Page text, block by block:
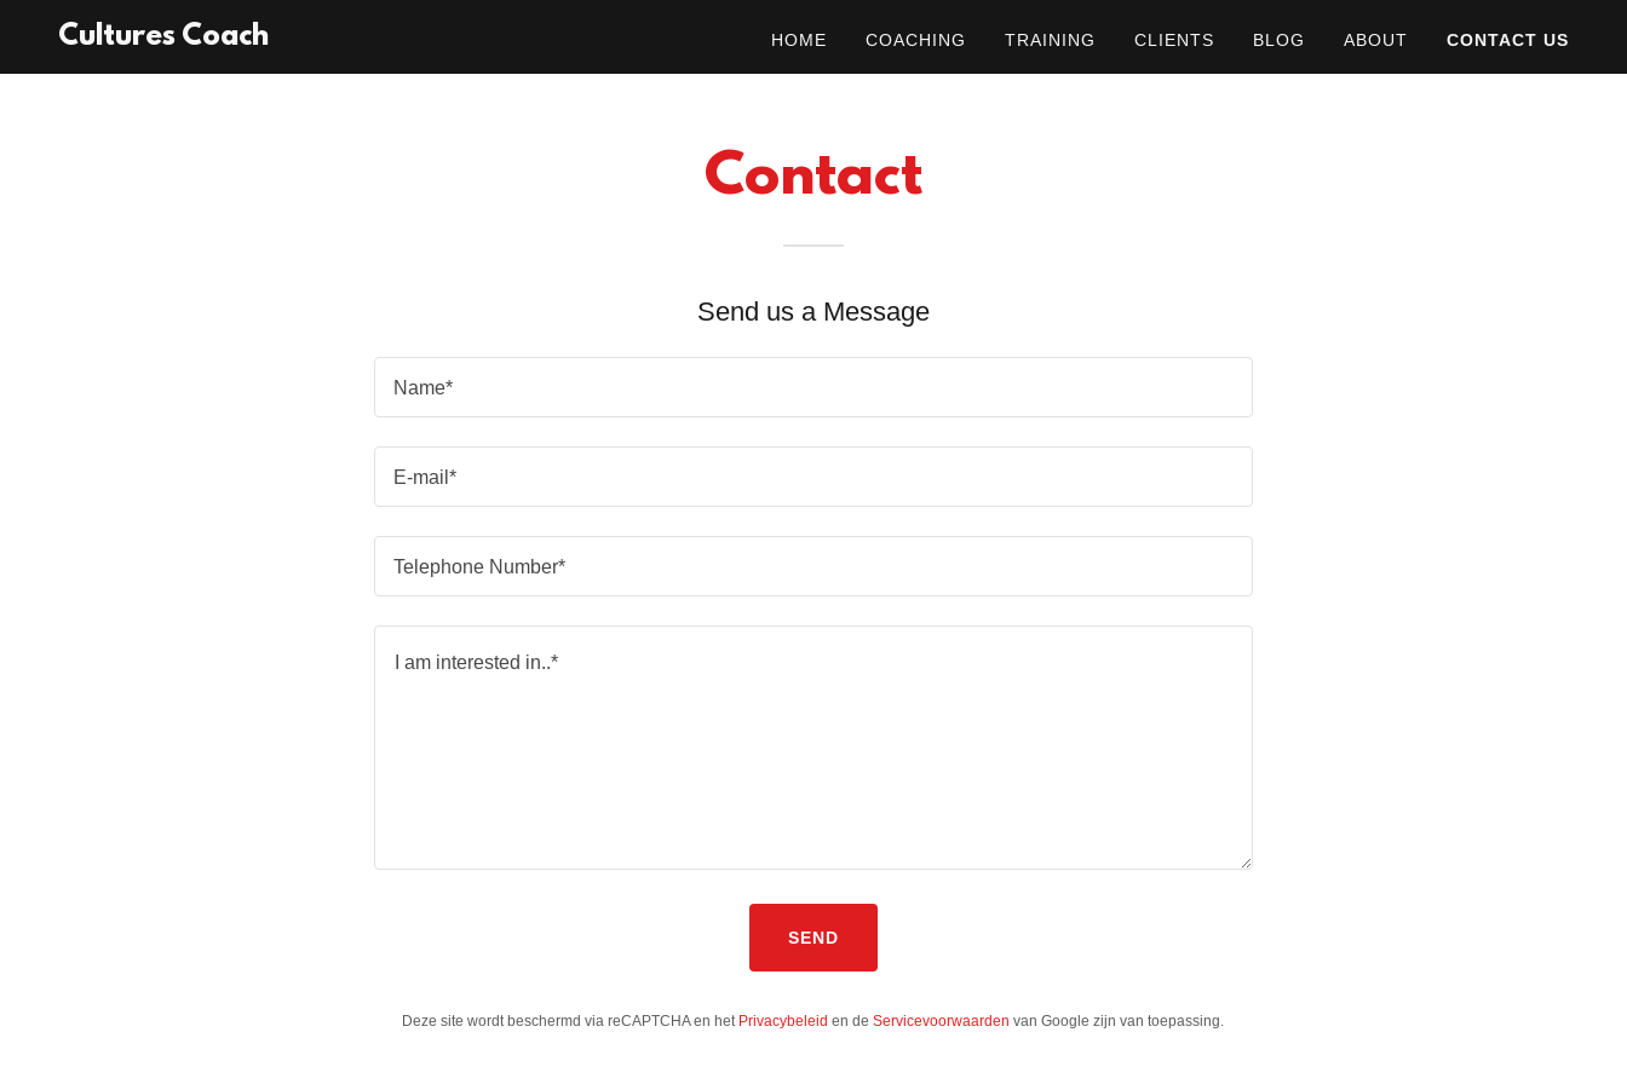
Cultures Coach HOME COACHING TRAINING CLIENTS BLOG ABOUT CONTACT US
Contact
Send us a Message
Name*
E-mail*
Telephone Number*
SEND
Deze site wordt beschermd via reCAPTCHA en het Privacybeleid en deServicevoorwaarden van Google zijn van toepassing.